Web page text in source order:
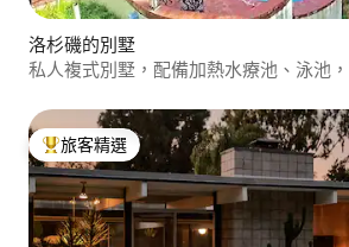
洛杉磯的別墅
私人複式別墅，配備加熱水療池、泳池
旅客精選榜首
旅客精選